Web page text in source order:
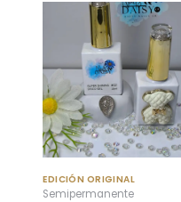
EDICIÓN ORIGINAL
Semipermanente